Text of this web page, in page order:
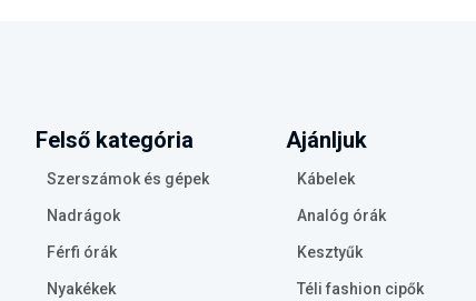
Felső kategória
Szerszámok és gépek
Nadrágok
Férfi órák
Nyakékek
Ajánljuk
Kábelek
Analóg órák
Kesztyűk
Téli fashion cipők